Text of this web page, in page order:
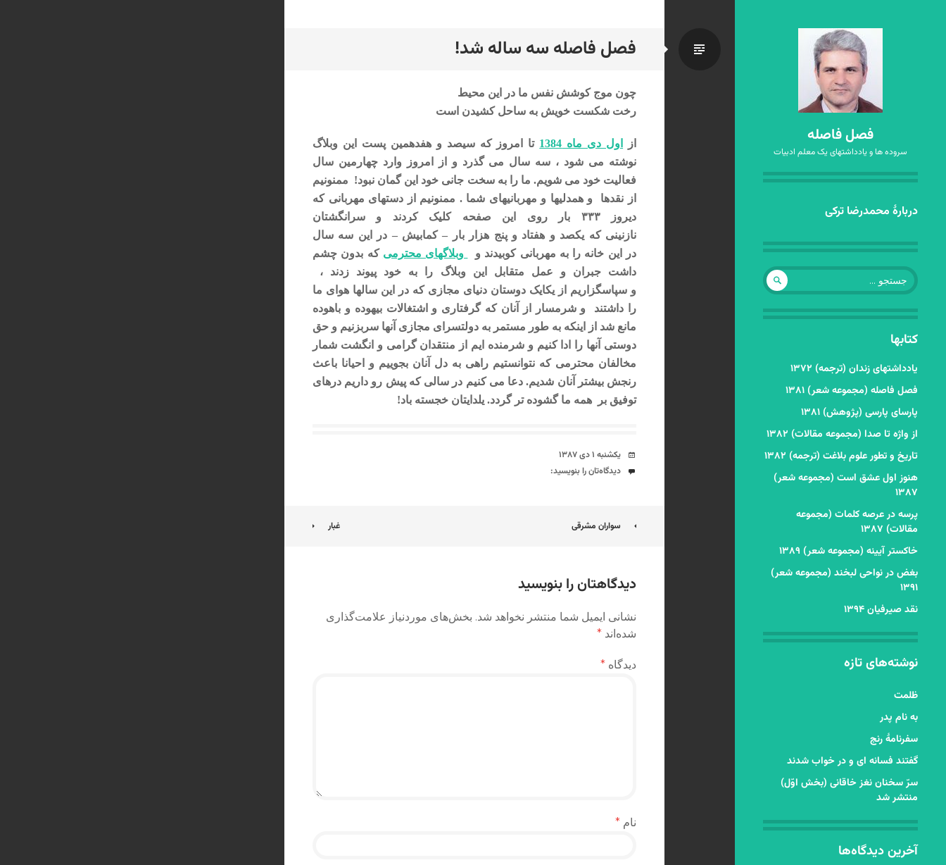
فصل فاصله
سروده ها و یادداشتهای یک معلم ادبیات
رفتن
نوشته‌ها
دربارهٔ محمدرضا ترکی
جستجو
برای:
کتابها
یادداشتهای زندان (ترجمه) ۱۳۷۲
فصل فاصله (مجموعه شعر) ۱۳۸۱
پارسای پارسی (پژوهش) ۱۳۸۱
از واژه تا صدا (مجموعه مقالات) ۱۳۸۲
تاریخ و تطور علوم بلاغت (ترجمه) ۱۳۸۲
هنوز اول عشق است (مجموعه شعر)
۱۳۸۷
پرسه در عرصه کلمات (مجموعه
مقالات) ۱۳۸۷
خاکستر آیینه (مجموعه شعر) ۱۳۸۹
بغض در نواحی لبخند (مجموعه شعر)
۱۳۹۱
نقد صیرفیان ۱۳۹۴
نوشته‌های تازه
ظلمت
به نام پدر
سفرنامۀ رنج
گفتند فسانه ای و در خواب شدند
سرّ سخنان نغز خاقانی (بخش اوّل)
منتشر شد
آخرین دیدگاه‌ها
فصل فاصله سه ساله شد!استاندارد
چون موج کوشش نفس ما در این محیط
رخت شکست خویش به ساحل کشیدن است
از اول دی ماه 1384
تا امروز که سیصد و هفدهمین پست این وبلاگ
نوشته می شود ، سه سال می گذرد و از امروز وارد چهارمین سال
فعالیت خود می شویم. ما را به سخت جانی خود این گمان نبود! ممنونیم
از نقدها و همدلیها و مهربانیهای شما . ممنونیم از دستهای مهربانی که
دیروز ۳۳۳ بار روی این صفحه کلیک کردند و سرانگشتان
نازنینی که یکصد و هفتاد و پنج هزار بار – کمابیش – در این سه سال
در این خانه را به مهربانی کوبیدند و
وبلاگهای محترمی که بدون چشم
داشت جبران و عمل متقابل این وبلاگ را به خود پیوند زدند ،
و سپاسگزاریم از یکایک دوستان دنیای مجازی که در این سالها هوای ما
را داشتند و شرمسار از آنان که گرفتاری و اشتغالات بیهوده و باهوده
مانع شد از اینکه به طور مستمر به دولتسرای مجازی آنها سربزنیم و حق
دوستی آنها را ادا کنیم و شرمنده ایم از منتقدان گرامی و انگشت شمار
مخالفان محترمی که نتوانستیم راهی به دل آنان بجوییم و احیانا باعث
رنجش بیشتر آنان شدیم. دعا می کنیم در سالی که پیش رو داریم درهای
توفیق بر همه ما گشوده تر گردد. یلدایتان خجسته باد!
تاریخ
یکشنبه ۱ دی ۱۳۸۷
دیدگاه‌ها
دیدگاه‌تان را بنویسید:
ناوبری
سواران مشرقی غبار
دیدگاهتان را بنویسید
نشانی ایمیل شما منتشر نخواهد شد. بخش‌های موردنیاز علامت‌گذاری
شده‌اند *
دیدگاه *
نام *